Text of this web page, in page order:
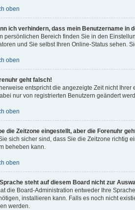
oben
ich verhindern, dass mein Benutzername in
persönlichen Bereich finden Sie in den
und Sie selbst Ihren Online-Status sehen.
oben
geht falsch!
entspricht die angezeigte Zeit nicht
nur von registrierten Benutzern geändert
oben
die Zeitzone eingestellt, aber die Forenuhr
sich sicher sind, dass Sie die Zeitzone richtig
beheben kann.
oben
steht auf diesem Board nicht zur
die Board-Administration entweder Ihre
installieren kann. Falls es noch nicht
werden.